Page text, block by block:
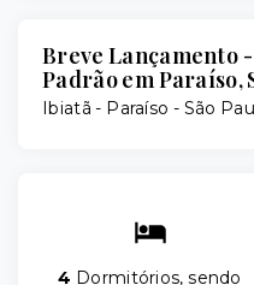
Breve Lançamento
Padrão em Paraíso,
Ibiatã - Paraíso - São
4 Dormitórios, sendo